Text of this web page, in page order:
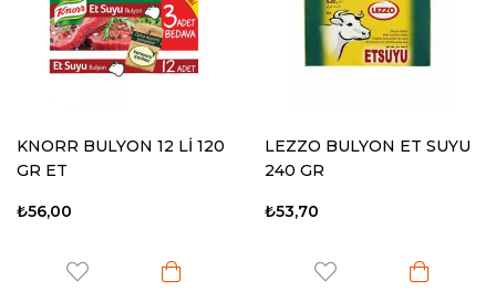
KNORR BULYON 12 Lİ 120
GR ET
₺56,00
LEZZO BULYON ET SUYU
240 GR
₺53,70